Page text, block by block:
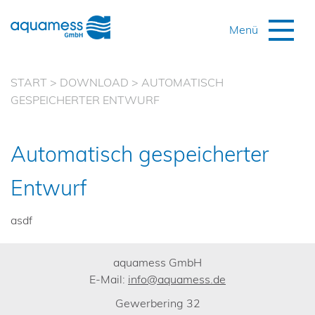
START > DOWNLOAD > AUTOMATISCH
GESPEICHERTER ENTWURF
Automatisch gespeicherter
Entwurf
asdf
aquamess GmbH
E-Mail: info@aquamess.de
Gewerbering 32